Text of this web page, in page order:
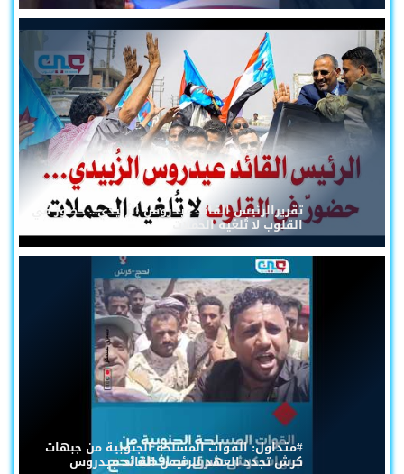
تقريرالرئيس القائد عيدروس الزُبيدي... حضورٌ في
القلوب لا تُلغيه الحملات
#متداول: القوات المسلحة الجنوبية من جبهات
كرش تجدد العهد للرئيس القائد عيدروس